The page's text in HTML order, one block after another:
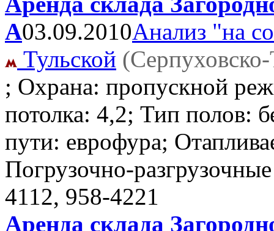
А03.09.2010Анализ "на
Тульской
; Охрана: пропускной
потолка: 4,2; Тип полов:
пути: еврофура;
Погрузочно-
4112, 958-4221
Аренда склада